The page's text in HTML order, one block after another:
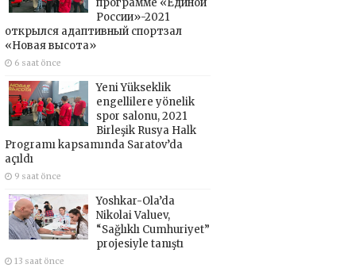
программе «Единой
России»-2021
открылся адаптивный спортзал
«Новая высота»
6 saat önce
Yeni Yükseklik
engellilere yönelik
spor salonu, 2021
Birleşik Rusya Halk
Programı kapsamında Saratov’da
açıldı
9 saat önce
Yoshkar-Ola’da
Nikolai Valuev,
“Sağlıklı Cumhuriyet”
projesiyle tanıştı
13 saat önce